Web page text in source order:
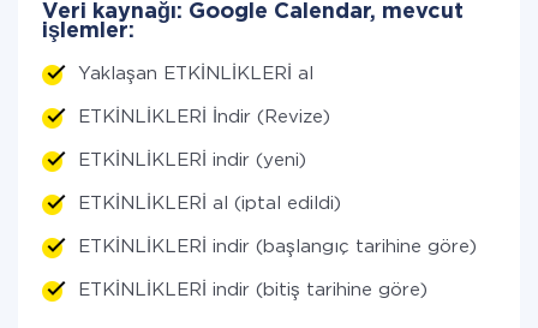
Veri kaynağı: Google Calendar, mevcut
işlemler:
Yaklaşan ETKİNLİKLERİ al
ETKİNLİKLERİ İndir (Revize)
ETKİNLİKLERİ indir (yeni)
ETKİNLİKLERİ al (iptal edildi)
ETKİNLİKLERİ indir (başlangıç tarihine göre)
ETKİNLİKLERİ indir (bitiş tarihine göre)